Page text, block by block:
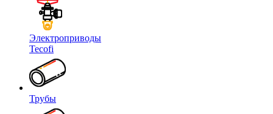
Электроприводы
Tecofi
Трубы